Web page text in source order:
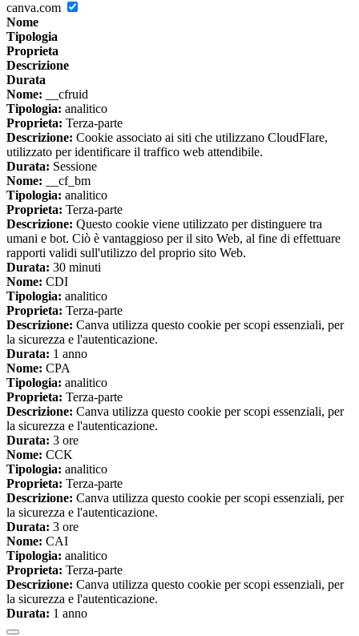
canva.com
Nome
Tipologia
Proprieta
Descrizione
Durata
Nome: __cfruid
Tipologia: analitico
Proprieta: Terza-parte
Descrizione: Cookie associato ai siti che utilizzano CloudFlare,
utilizzato per identificare il traffico web attendibile.
Durata: Sessione
Nome: __cf_bm
Tipologia: analitico
Proprieta: Terza-parte
Descrizione: Questo cookie viene utilizzato per distinguere tra
umani e bot. Ciò è vantaggioso per il sito Web, al fine di effettuare
rapporti validi sull'utilizzo del proprio sito Web.
Durata: 30 minuti
Nome: CDI
Tipologia: analitico
Proprieta: Terza-parte
Descrizione: Canva utilizza questo cookie per scopi essenziali, per
la sicurezza e l'autenticazione.
Durata: 1 anno
Nome: CPA
Tipologia: analitico
Proprieta: Terza-parte
Descrizione: Canva utilizza questo cookie per scopi essenziali, per
la sicurezza e l'autenticazione.
Durata: 3 ore
Nome: CCK
Tipologia: analitico
Proprieta: Terza-parte
Descrizione: Canva utilizza questo cookie per scopi essenziali, per
la sicurezza e l'autenticazione.
Durata: 3 ore
Nome: CAI
Tipologia: analitico
Proprieta: Terza-parte
Descrizione: Canva utilizza questo cookie per scopi essenziali, per
la sicurezza e l'autenticazione.
Durata: 1 anno